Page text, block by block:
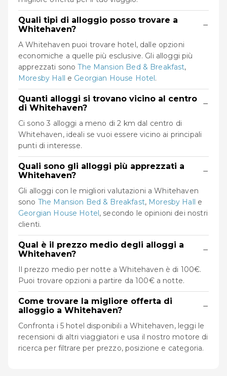
Quali tipi di alloggio posso trovare a
Whitehaven?
−
A Whitehaven puoi trovare hotel, dalle opzioni
economiche a quelle più esclusive. Gli alloggi più
apprezzati sonoThe Mansion Bed & Breakfast,
Moresby Hall e Georgian House Hotel.
Quanti alloggi si trovano vicino al centro
di Whitehaven?
−
Ci sono 3 alloggi a meno di 2 km dal centro di
Whitehaven, ideali se vuoi essere vicino ai principali
punti di interesse.
Quali sono gli alloggi più apprezzati a
Whitehaven?
−
Gli alloggi con le migliori valutazioni a Whitehaven
sono The Mansion Bed & Breakfast, Moresby Hall e
Georgian House Hotel, secondo le opinioni dei nostri
clienti.
Qual è il prezzo medio degli alloggi a
Whitehaven?
−
Il prezzo medio per notte a Whitehaven è di 100€.
Puoi trovare opzioni a partire da 100€ a notte.
Come trovare la migliore offerta di
alloggio a Whitehaven?
−
Confronta i 5 hotel disponibili a Whitehaven, leggi le
recensioni di altri viaggiatori e usa il nostro motore di
ricerca per filtrare per prezzo, posizione e categoria.